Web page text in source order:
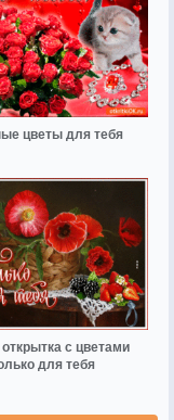
цветы для тебя
с цветами
для тебя